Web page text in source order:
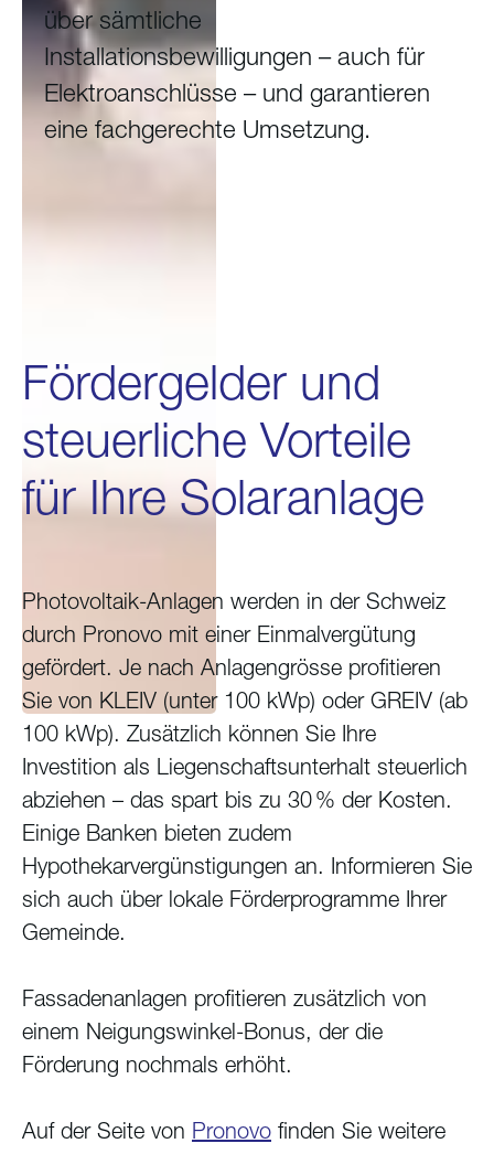
über sämtliche
Installationsbewilligungen – auch für
Elektroanschlüsse – und garantieren
eine fachgerechte Umsetzung.
Fördergelder und
steuerliche Vorteile
für Ihre Solaranlage
Photovoltaik-Anlagen werden in der Schweiz
durch Pronovo mit einer Einmalvergütung
gefördert. Je nach Anlagengrösse profitieren
Sie von KLEIV (unter 100 kWp) oder GREIV (ab
100 kWp). Zusätzlich können Sie Ihre
Investition als Liegenschaftsunterhalt steuerlich
abziehen – das spart bis zu 30 % der Kosten.
Einige Banken bieten zudem
Hypothekarvergünstigungen an. Informieren Sie
sich auch über lokale Förderprogramme Ihrer
Gemeinde.
Fassadenanlagen profitieren zusätzlich von
einem Neigungswinkel-Bonus, der die
Förderung nochmals erhöht.
Auf der Seite von Pronovo finden Sie weitere